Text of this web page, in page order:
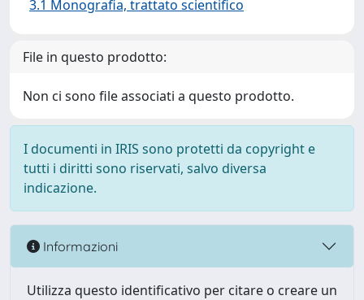
3.1 Monografia, trattato scientifico
File in questo prodotto:
Non ci sono file associati a questo prodotto.
I documenti in IRIS sono protetti da copyright e
tutti i diritti sono riservati, salvo diversa
indicazione.
Informazioni
Utilizza questo identificativo per citare o creare un